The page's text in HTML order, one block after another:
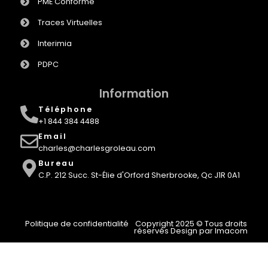
Traces Virtuelles
Interimia
PDPC
Information
Téléphone
+1 844 384 4488
Email
charles@charlesgroleau.com
Bureau
C.P. 212 Succ. St-Élie d'Orford Sherbrooke, Qc J1R 0A1
Politique de confidentialité Copyright 2025 © Tous droits
réservés Design par Imacom